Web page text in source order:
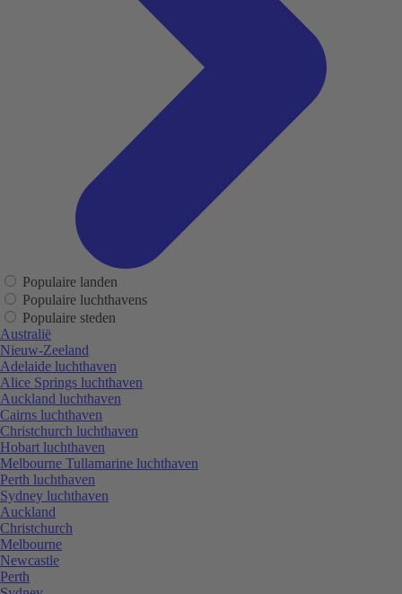
Populaire landen
Populaire luchthavens
Populaire steden
Australië
Nieuw-Zeeland
Adelaide luchthaven
Alice Springs luchthaven
Auckland luchthaven
Cairns luchthaven
Christchurch luchthaven
Hobart luchthaven
Melbourne Tullamarine luchthaven
Perth luchthaven
Sydney luchthaven
Auckland
Christchurch
Melbourne
Newcastle
Perth